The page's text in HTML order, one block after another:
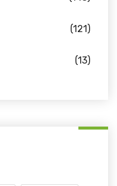
(121)
(13)